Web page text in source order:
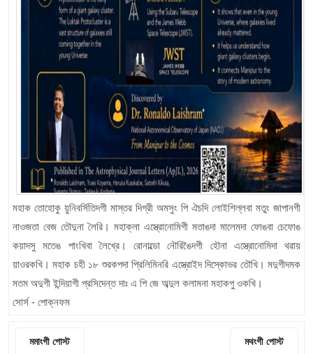
মহাক তোহোকু য়ুনিবর্সিতিদগী মাস্তর দিগ্রী অমসুং পি ঐচদি লোইশিল্লবা মতুং জাপানগী
নাওজতা বেজ তৌদুনা লৈরি। মহাক্লা এস্ত্রোনোমিগী মতাঙদা মালেমদা ফোঙবা চেফোঙ
কয়াদসু মতেঙ পাংখিবা লৈখ্রে। রোনাল্ডো নৌরিঙৈদগী হৌনা এস্ত্রোনোমিদা থৱায়
য়াওরকখি। মহাক চহী ১৮ শুরকপদা প্রিলিমিনরি এস্ত্রোইদ দিস্কোভর তৌখি। মদুগীদমক
মতম অদুগী ইন্দিয়াগী প্রসিদেন্ত দাঃ এ পি জে অব্দুল কলামনা মহাকপু ওকখি।
সোর্স - পোক্নফম
মমাংগী পোস্ট মথংগী পোস্ট